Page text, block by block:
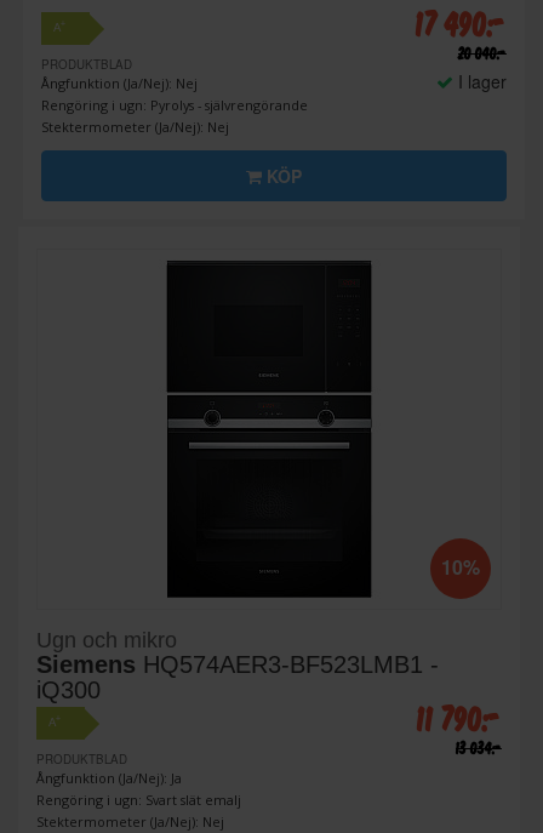
A+
PRODUKTBLAD
Ångfunktion (Ja/Nej): Nej
Rengöring i ugn: Pyrolys - självrengörande
Stektermometer (Ja/Nej): Nej
17 490:-
20 040:-
I lager
KÖP
10%
Ugn och mikro
Siemens HQ574AER3-BF523LMB1 -
iQ300
A+
PRODUKTBLAD
Ångfunktion (Ja/Nej): Ja
Rengöring i ugn: Svart slät emalj
Stektermometer (Ja/Nej): Nej
11 790:-
13 034:-